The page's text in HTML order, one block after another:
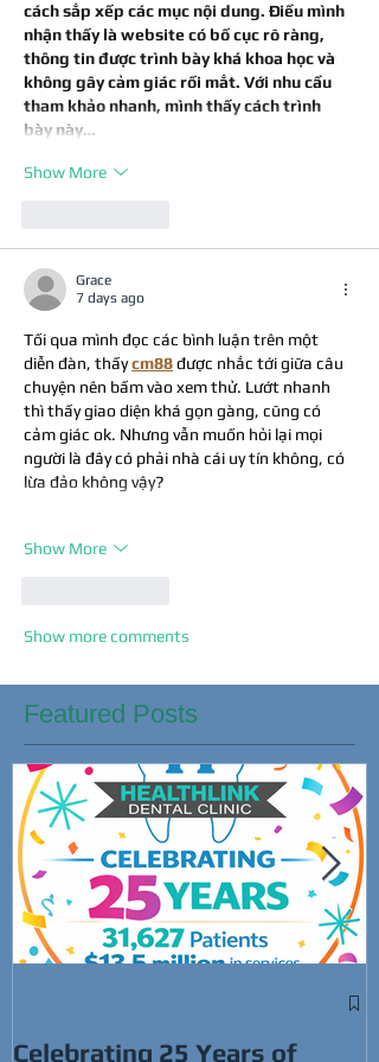
cách sắp xếp các mục nội dung. Điều mình
nhận thấy là website có bố cục rõ ràng,
thông tin được trình bày khá khoa học và
không gây cảm giác rối mắt. Với nhu cầu
tham khảo nhanh, mình thấy cách trình
bày này…
Show More
Grace
7 days ago
Tối qua mình đọc các bình luận trên một
diễn đàn, thấy cm88được nhắc tới giữa câu
chuyện nên bấm vào xem thử. Lướt nhanh
thì thấy giao diện khá gọn gàng, cũng có
cảm giác ok. Nhưng vẫn muốn hỏi lại mọi
người là đây có phải nhà cái uy tín không, có
lừa đảo không vậy?
Show More
Show more comments
Featured Posts
Celebrating 25 Years of